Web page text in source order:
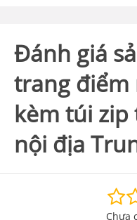
Đánh giá
trang điểm
kèm túi zip
nội địa
Chưa